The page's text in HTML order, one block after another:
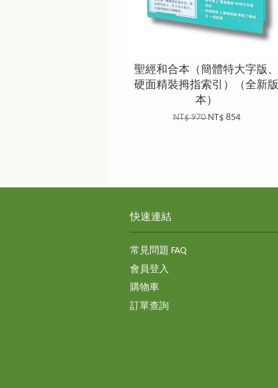
聖經和合本（簡體特大字版、
硬面精裝拇指索引）（全新版
本）
NT$ 970NT$ 854
快速連結
常見問題 FAQ
會員登入
購物車
訂單查詢